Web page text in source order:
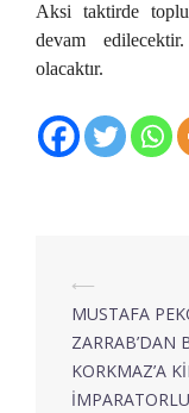
Aksi taktirde
devam
olacaktır.
⟵
MUSTAFA
ZARRAB’DAN
KORKMAZ’A